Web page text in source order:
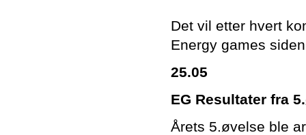
Det vil etter hvert
Energy games
25.05
EG Resultater fra
Årets 5.øvelse ble